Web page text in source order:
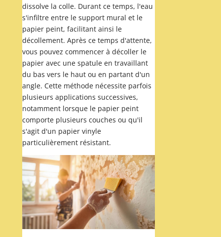
dissolve la colle. Durant ce temps, l'eau
s'infiltre entre le support mural et le
papier peint, facilitant ainsi le
décollement. Après ce temps d'attente,
vous pouvez commencer à décoller le
papier avec une spatule en travaillant
du bas vers le haut ou en partant d'un
angle. Cette méthode nécessite parfois
plusieurs applications successives,
notamment lorsque le papier peint
comporte plusieurs couches ou qu'il
s'agit d'un papier vinyle
particulièrement résistant.